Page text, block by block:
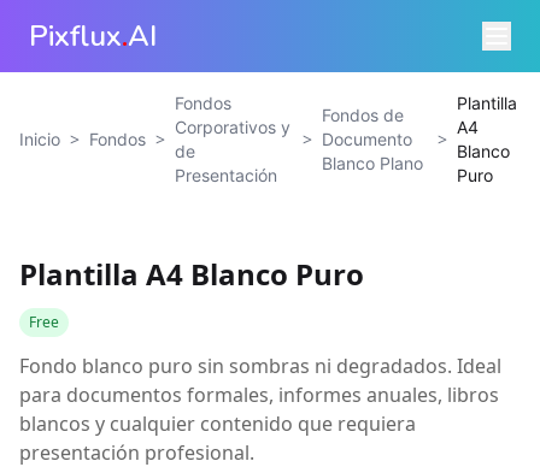
Pixflux.AI
Inicio > Fondos >
Fondos
Corporativos y
de
Presentación
>
Fondos de
Documento
Blanco Plano
>
Plantilla
A4
Blanco
Puro
Plantilla A4 Blanco Puro
Free
Fondo blanco puro sin sombras ni degradados. Ideal
para documentos formales, informes anuales, libros
blancos y cualquier contenido que requiera
presentación profesional.